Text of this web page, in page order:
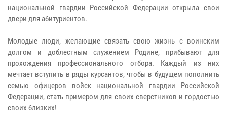
национальной гвардии Российской Федерации открыла свои
двери для абитуриентов.
Молодые люди, желающие связать свою жизнь с воинским
долгом и доблестным служением Родине, прибывают для
прохождения профессионального отбора. Каждый из них
мечтает вступить в ряды курсантов, чтобы в будущем пополнить
семью офицеров войск национальной гвардии Российской
Федерации, стать примером для своих сверстников и гордостью
своих близких!